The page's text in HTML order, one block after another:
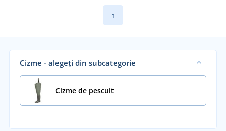
1
Cizme - alegeți din subcategorie
Cizme de pescuit